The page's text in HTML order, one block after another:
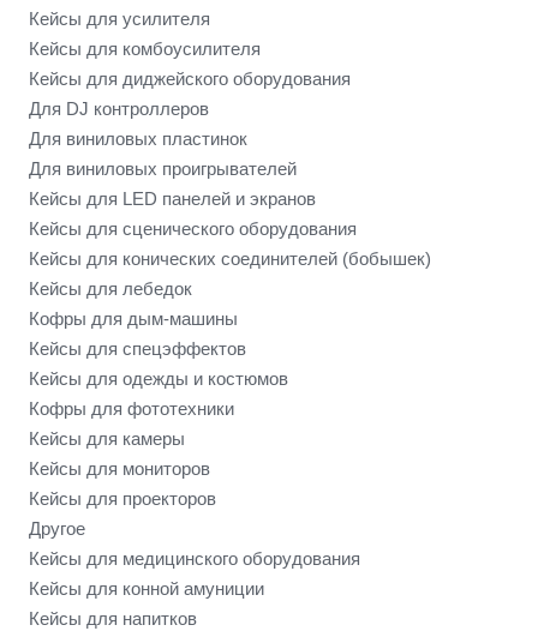
Кейсы для усилителя
Кейсы для комбоусилителя
Кейсы для диджейского оборудования
Для DJ контроллеров
Для виниловых пластинок
Для виниловых проигрывателей
Кейсы для LED панелей и экранов
Кейсы для сценического оборудования
Кейсы для конических соединителей (бобышек)
Кейсы для лебедок
Кофры для дым-машины
Кейсы для спецэффектов
Кейсы для одежды и костюмов
Кофры для фототехники
Кейсы для камеры
Кейсы для мониторов
Кейсы для проекторов
Другое
Кейсы для медицинского оборудования
Кейсы для конной амуниции
Кейсы для напитков